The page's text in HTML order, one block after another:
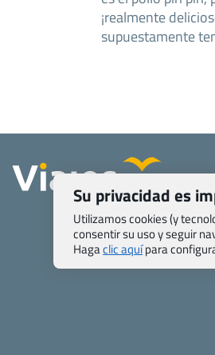
¡realmente
supuestamente
Su privacidad es
Utilizamos cookies (y
consentir su uso y seguir
Hagaclic aquípara